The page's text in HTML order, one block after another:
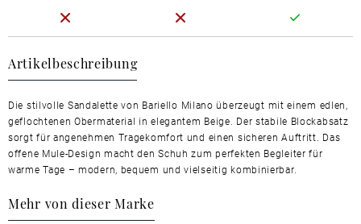
Artikelbeschreibung
Die stilvolle Sandalette von Bariello Milano überzeugt mit einem edlen,
geflochtenen Obermaterial in elegantem Beige. Der stabile Blockabsatz
sorgt für angenehmen Tragekomfort und einen sicheren Auftritt. Das
offene Mule-Design macht den Schuh zum perfekten Begleiter für
warme Tage – modern, bequem und vielseitig kombinierbar.
Mehr von dieser Marke